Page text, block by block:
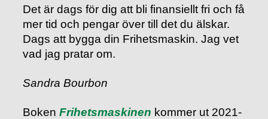
Det är dags för dig att bli finansiellt fri och få
mer tid och pengar över till det du älskar.
Dags att bygga din Frihetsmaskin. Jag vet
vad jag pratar om.
Sandra Bourbon
Boken Frihetsmaskinen kommer ut 2021-